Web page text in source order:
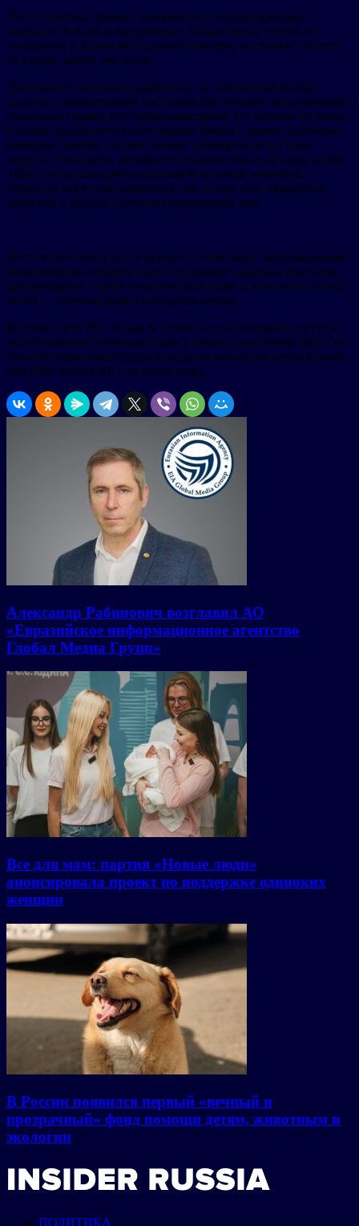
После удобных прямых авиарейсов в международный
аэропорт Фукуок и ежедневных стыковочных рейсов из
Хошимина и Ханоя бесплатный трансфер доставляет гостей
на курорт менее чем за час.
Пары могут возродить романтику на элегантных виллах
курорта с уединенными частными бассейнами, окруженными
пышными садами или захватывающими дух видами на океан.
Семьям предлагаются просторные люксы с двумя спальнями,
смежные номера, уютные жилые помещения и частные
террасы. Пока дети занимаются творчеством в детском клубе
Tribe или наслаждаются отдельной игровой комнатой,
родители могут омолодиться в спа-салоне или зарядиться
энергией в круглосуточном тренажерном зале.
Всего в пяти минутах от курорта гостей ждут захватывающие
приключения в первом парке полудикой природы Вьетнама,
крупнейшем в стране тематическом парке и комплексе Grand
World — главном развлекательном центре.
В отелях сети IHG Hotels & Resorts гости получают доступ к
эксклюзивным преимуществам в рамках программы IHG One
Rewards, обменивая баллы и получая вознаграждения в более
чем 6000 отелях IHG по всему миру.
Александр Рабинович возглавил АО
«Евразийское информационное агентство
Глобал Медиа Групп»
Все для мам: партия «Новые люди»
анонсировала проект по поддержке одиноких
женщин
В России появился первый «вечный и
прозрачный» фонд помощи детям, животным и
экологии
ПОЛИТИКА